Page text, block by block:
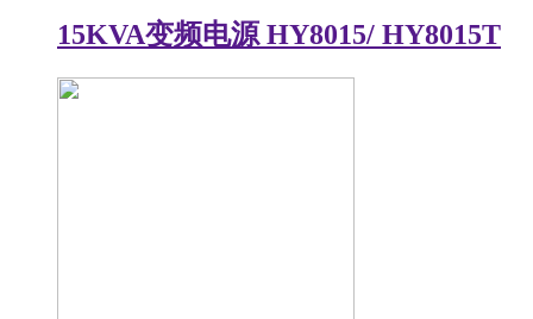
15KVA变频电源 HY8015/ HY8015T